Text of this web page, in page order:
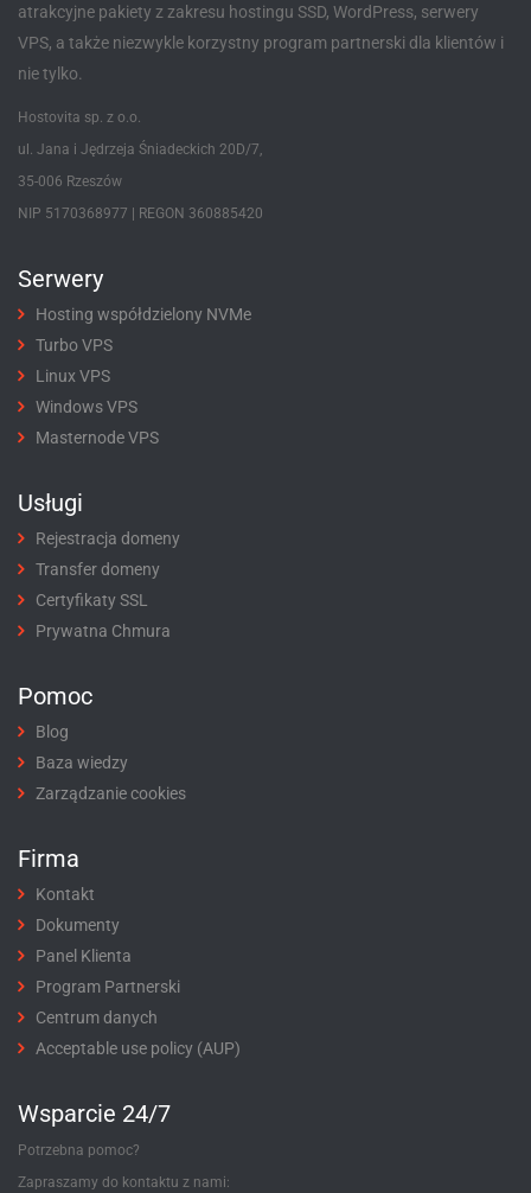
atrakcyjne pakiety z zakresu hostingu SSD, WordPress, serwery
VPS, a także niezwykle korzystny program partnerski dla klientów i
nie tylko.
Hostovita sp. z o.o.
ul. Jana i Jędrzeja Śniadeckich 20D/7,
35-006 Rzeszów
NIP 5170368977 | REGON 360885420
Serwery
Hosting współdzielony NVMe
Turbo VPS
Linux VPS
Windows VPS
Masternode VPS
Usługi
Rejestracja domeny
Transfer domeny
Certyfikaty SSL
Prywatna Chmura
Pomoc
Blog
Baza wiedzy
Zarządzanie cookies
Firma
Kontakt
Dokumenty
Panel Klienta
Program Partnerski
Centrum danych
Acceptable use policy (AUP)
Wsparcie 24/7
Potrzebna pomoc?
Zapraszamy do kontaktu z nami: